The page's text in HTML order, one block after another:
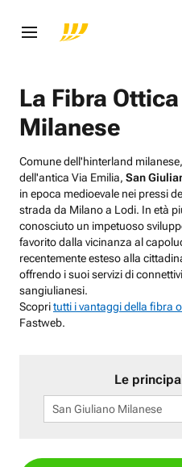
La Fibra
Milanese
Comune dell'hinterland
dell'antica Via Emilia, San
in epoca medioevale nei pressi
strada da Milano a Lodi. In età
conosciuto un impetuoso
favorito dalla vicinanza al
recentemente esteso alla
offrendo i suoi servizi di
sangiulianesi.
Scopritutti i vantaggi della fibra
Fastweb.
Le
San Giuliano Milanese